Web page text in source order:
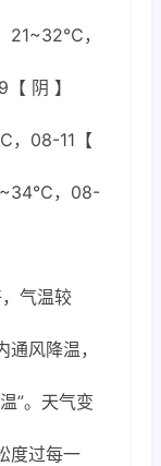
21~32℃，
阴 】
08-11【
，08-
气温较
风降温，
”。天气变
度过每一